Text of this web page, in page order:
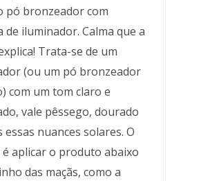
pó bronzeador com
de iluminador. Calma que a
Trata-se de um
(ou um pó bronzeador
com um tom claro e
vale pêssego, dourado
essas nuances solares. O
aplicar o produto abaixo
das maçãs, como a